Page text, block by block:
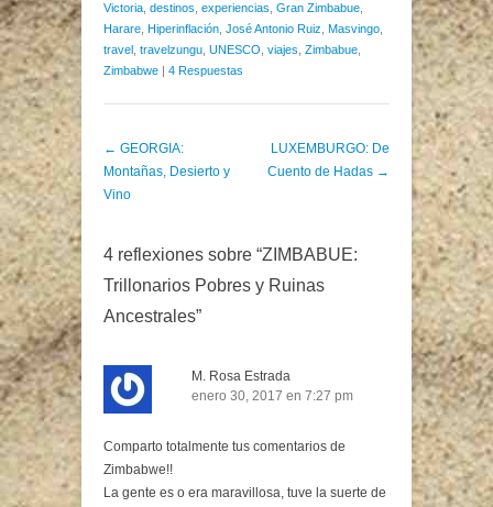
Victoria, destinos, experiencias, Gran Zimbabue,
Harare, Hiperinflación, José Antonio Ruiz, Masvingo,
travel , travelzungu, UNESCO, viajes, Zimbabue,
Zimbabwe
4 Respuestas
Post navigation
← GEORGIA:
Montañas, Desierto y
Vino
LUXEMBURGO: De
Cuento de Hadas →
4 reflexiones sobre “ZIMBABUE:
Trillonarios Pobres y Ruinas
Ancestrales”
M. Rosa Estrada
enero 30, 2017 en 7:27 pm
Comparto totalmente tus comentarios de
Zimbabwe!!
La gente es o era maravillosa, tuve la suerte de